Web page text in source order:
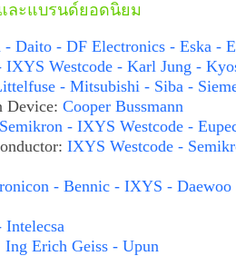
ละแบรนด์ยอดนิยม
- Daito - DF Electronics - Eska -
Westcode - Karl Jung -
- Mitsubishi - Siba -
Device: Cooper Bussmann
Semikron - IXYS Westcode -
IXYS Westcode -
- Bennic - IXYS - Daewoo
Ing Erich Geiss - Upun